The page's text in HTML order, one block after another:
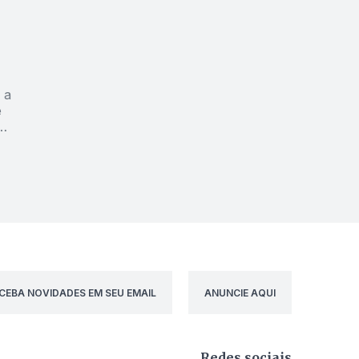
a
NOVIDADES EM SEU EMAIL ANUNCIE AQUI